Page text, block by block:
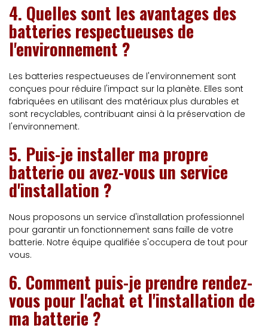
4. Quelles sont les avantages des
batteries respectueuses de
l'environnement ?
Les batteries respectueuses de l'environnement sont
conçues pour réduire l'impact sur la planète. Elles sont
fabriquées en utilisant des matériaux plus durables et
sont recyclables, contribuant ainsi à la préservation de
l'environnement.
5. Puis-je installer ma propre
batterie ou avez-vous un service
d'installation ?
Nous proposons un service d'installation professionnel
pour garantir un fonctionnement sans faille de votre
batterie. Notre équipe qualifiée s'occupera de tout pour
vous.
6. Comment puis-je prendre rendez-
vous pour l'achat et l'installation de
ma batterie ?